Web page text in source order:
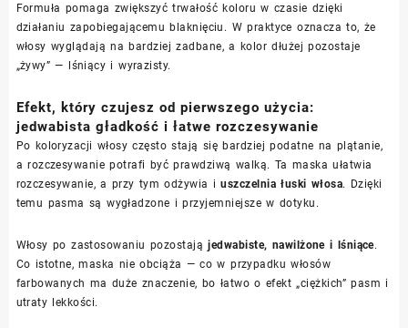
Formuła pomaga zwiększyć trwałość koloru w czasie dzięki
działaniu zapobiegającemu blaknięciu. W praktyce oznacza to, że
włosy wyglądają na bardziej zadbane, a kolor dłużej pozostaje
„żywy” — lśniący i wyrazisty.
Efekt, który czujesz od pierwszego użycia:
jedwabista gładkość i łatwe rozczesywanie
Po koloryzacji włosy często stają się bardziej podatne na plątanie,
a rozczesywanie potrafi być prawdziwą walką. Ta maska ułatwia
rozczesywanie, a przy tym odżywia iuszczelnia łuski włosa. Dzięki
temu pasma są wygładzone i przyjemniejsze w dotyku.
Włosy po zastosowaniu pozostająjedwabiste, nawilżone i lśniące.
Co istotne, maska nie obciąża — co w przypadku włosów
farbowanych ma duże znaczenie, bo łatwo o efekt „ciężkich” pasm i
utraty lekkości.